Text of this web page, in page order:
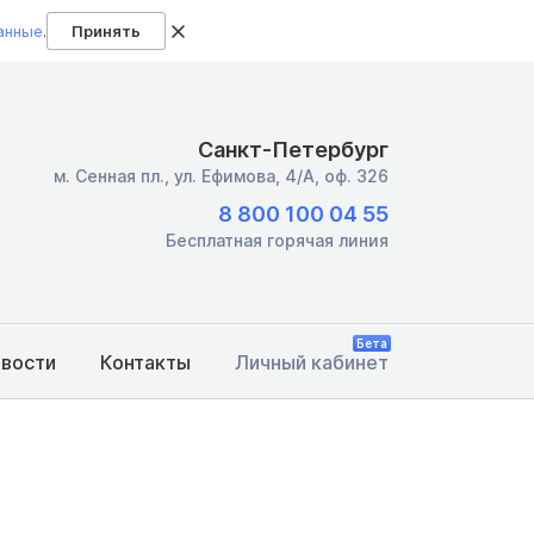
. Принять
Санкт-Петербург
м. Сенная пл., ул. Ефимова, 4/А, оф. 326
8 800 100 04 55
Бесплатная горячая линия
Контакты Личный кабинет
Бета